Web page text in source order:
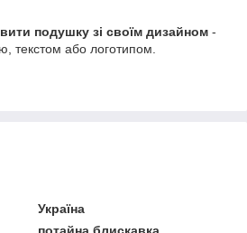
подушку зі своїм дизайном -
текстом або логотипом.
Україна
потайна блискавка